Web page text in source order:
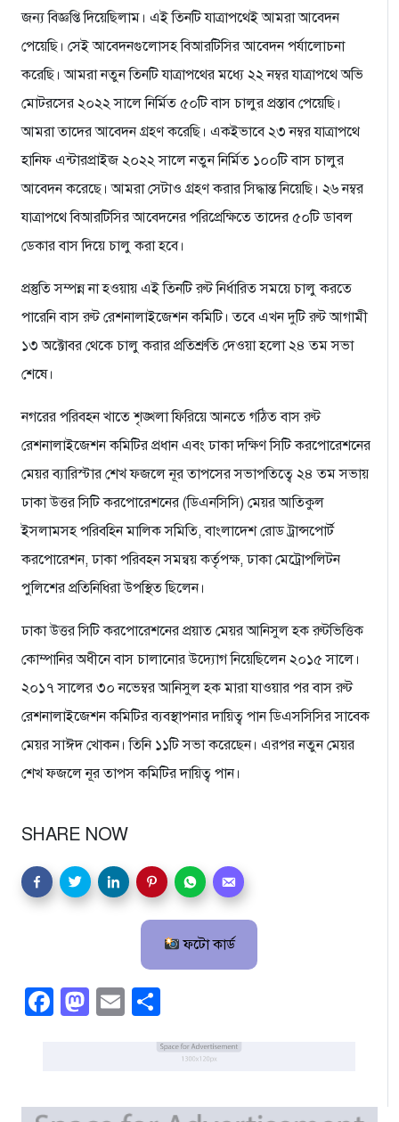
জন্য বিজ্ঞপ্তি দিয়েছিলাম। এই তিনটি যাত্রাপথেই আমরা আবেদন
পেয়েছি। সেই আবেদনগুলোসহ বিআরটিসির আবেদন পর্যালোচনা
করেছি। আমরা নতুন তিনটি যাত্রাপথের মধ্যে ২২ নম্বর যাত্রাপথে অভি
মোটরসের ২০২২ সালে নির্মিত ৫০টি বাস চালুর প্রস্তাব পেয়েছি।
আমরা তাদের আবেদন গ্রহণ করেছি। একইভাবে ২৩ নম্বর যাত্রাপথে
হানিফ এন্টারপ্রাইজ ২০২২ সালে নতুন নির্মিত ১০০টি বাস চালুর
আবেদন করেছে। আমরা সেটাও গ্রহণ করার সিদ্ধান্ত নিয়েছি। ২৬ নম্বর
যাত্রাপথে বিআরটিসির আবেদনের পরিপ্রেক্ষিতে তাদের ৫০টি ডাবল
ডেকার বাস দিয়ে চালু করা হবে।
প্রস্তুতি সম্পন্ন না হওয়ায় এই তিনটি রুট নির্ধারিত সময়ে চালু করতে
পারেনি বাস রুট রেশনালাইজেশন কমিটি। তবে এখন দুটি রুট আগামী
১৩ অক্টোবর থেকে চালু করার প্রতিশ্রুতি দেওয়া হলো ২৪ তম সভা
শেষে।
নগরের পরিবহন খাতে শৃঙ্খলা ফিরিয়ে আনতে গঠিত বাস রুট
রেশনালাইজেশন কমিটির প্রধান এবং ঢাকা দক্ষিণ সিটি করপোরেশনের
মেয়র ব্যারিস্টার শেখ ফজলে নূর তাপসের সভাপতিত্বে ২৪ তম সভায়
ঢাকা উত্তর সিটি করপোরেশনের (ডিএনসিসি) মেয়র আতিকুল
ইসলামসহ পরিবহিন মালিক সমিতি, বাংলাদেশ রোড ট্রান্সপোর্ট
করপোরেশন, ঢাকা পরিবহন সমন্বয় কর্তৃপক্ষ, ঢাকা মেট্রোপলিটন
পুলিশের প্রতিনিধিরা উপস্থিত ছিলেন।
ঢাকা উত্তর সিটি করপোরেশনের প্রয়াত মেয়র আনিসুল হক রুটভিত্তিক
কোম্পানির অধীনে বাস চালানোর উদ্যোগ নিয়েছিলেন ২০১৫ সালে।
২০১৭ সালের ৩০ নভেম্বর আনিসুল হক মারা যাওয়ার পর বাস রুট
রেশনালাইজেশন কমিটির ব্যবস্থাপনার দায়িত্ব পান ডিএসসিসির সাবেক
মেয়র সাঈদ খোকন। তিনি ১১টি সভা করেছেন। এরপর নতুন মেয়র
শেখ ফজলে নূর তাপস কমিটির দায়িত্ব পান।
SHARE NOW
ফটো কার্ড
Facebook
Mastodon
Email